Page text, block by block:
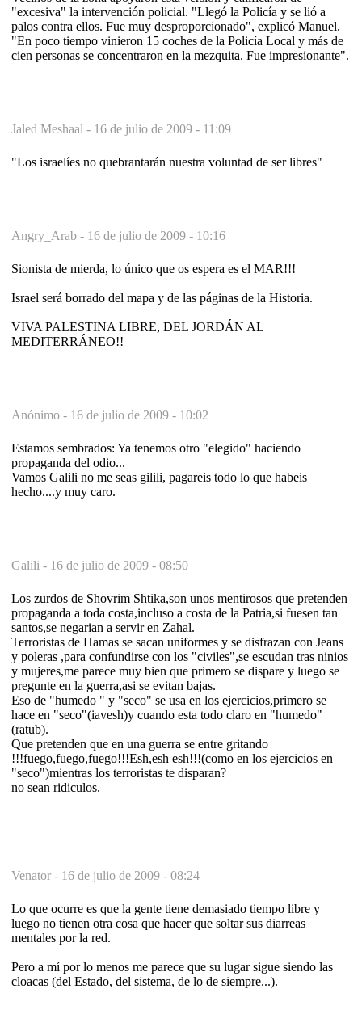
"excesiva" la intervención policial. "Llegó la Policía y se lió a
palos contra ellos. Fue muy desproporcionado", explicó Manuel.
"En poco tiempo vinieron 15 coches de la Policía Local y más de
cien personas se concentraron en la mezquita. Fue impresionante".
Jaled Meshaal - 16 de julio de 2009 - 11:09
"Los israelíes no quebrantarán nuestra voluntad de ser libres"
Angry_Arab - 16 de julio de 2009 - 10:16
Sionista de mierda, lo único que os espera es el MAR!!!
Israel será borrado del mapa y de las páginas de la Historia.
VIVA PALESTINA LIBRE, DEL JORDÁN AL
MEDITERRÁNEO!!
Anónimo - 16 de julio de 2009 - 10:02
Estamos sembrados: Ya tenemos otro "elegido" haciendo
propaganda del odio...
Vamos Galili no me seas gilili, pagareis todo lo que habeis
hecho....y muy caro.
Galili - 16 de julio de 2009 - 08:50
Los zurdos de Shovrim Shtika,son unos mentirosos que pretenden
propaganda a toda costa,incluso a costa de la Patria,si fuesen tan
santos,se negarian a servir en Zahal.
Terroristas de Hamas se sacan uniformes y se disfrazan con Jeans
y poleras ,para confundirse con los "civiles",se escudan tras ninios
y mujeres,me parece muy bien que primero se dispare y luego se
pregunte en la guerra,asi se evitan bajas.
Eso de "humedo " y "seco" se usa en los ejercicios,primero se
hace en "seco"(iavesh)y cuando esta todo claro en "humedo"
(ratub).
Que pretenden que en una guerra se entre gritando
!!!fuego,fuego,fuego!!!Esh,esh esh!!!(como en los ejercicios en
"seco")mientras los terroristas te disparan?
no sean ridiculos.
Venator - 16 de julio de 2009 - 08:24
Lo que ocurre es que la gente tiene demasiado tiempo libre y
luego no tienen otra cosa que hacer que soltar sus diarreas
mentales por la red.
Pero a mí por lo menos me parece que su lugar sigue siendo las
cloacas (del Estado, del sistema, de lo de siempre...).